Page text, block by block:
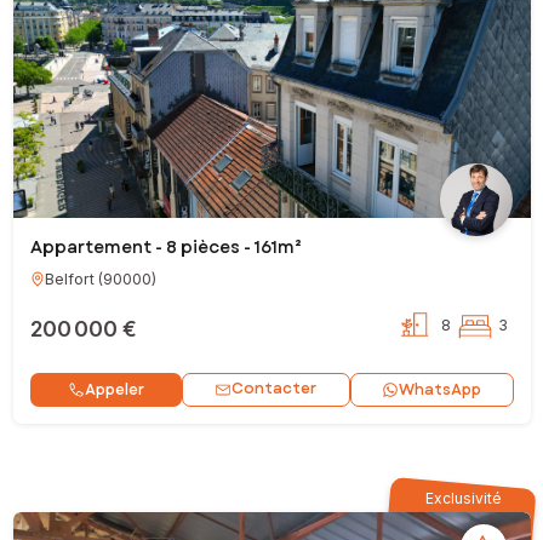
Appartement - 8 pièces - 161m²
Belfort(90000)
200 000 € 8 3
Appeler Contacter WhatsApp
Exclusivité